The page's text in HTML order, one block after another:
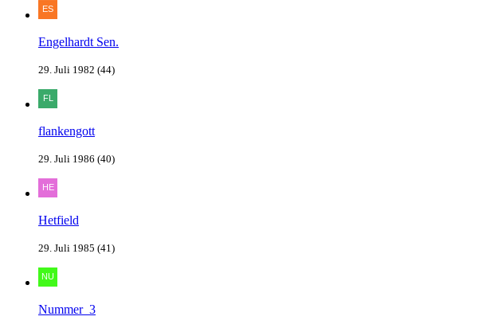
Engelhardt Sen.
29. Juli 1982 (44)
flankengott
29. Juli 1986 (40)
Hetfield
29. Juli 1985 (41)
Nummer_3